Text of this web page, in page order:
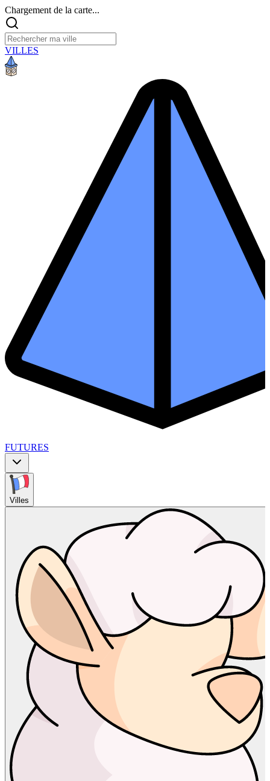
Chargement de la carte...
VILLES
FUTURES
Villes